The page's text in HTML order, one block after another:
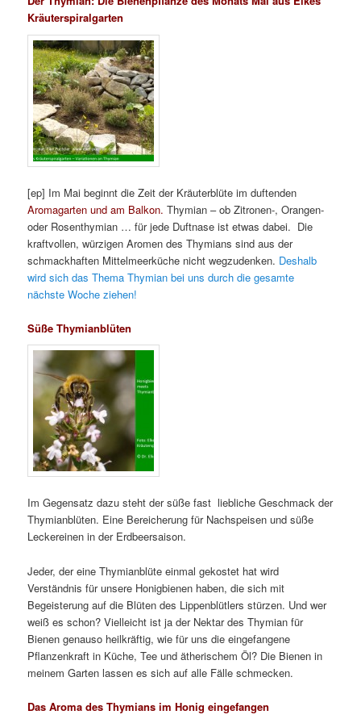
Kräuterspiralgarten
[ep] Im Mai beginnt die Zeit der Kräuterblüte im duftenden
Aromagarten und am Balkon. Thymian – ob Zitronen-, Orangen-
oder Rosenthymian … für jede Duftnase ist etwas dabei. Die
kraftvollen, würzigen Aromen des Thymians sind aus der
schmackhaften Mittelmeerküche nicht wegzudenken. Deshalb
wird sich das Thema Thymian bei uns durch die gesamte
nächste Woche ziehen!
Süße Thymianblüten
Im Gegensatz dazu steht der süße fast liebliche Geschmack der
Thymianblüten. Eine Bereicherung für Nachspeisen und süße
Leckereinen in der Erdbeersaison.
Jeder, der eine Thymianblüte einmal gekostet hat wird
Verständnis für unsere Honigbienen haben, die sich mit
Begeisterung auf die Blüten des Lippenblütlers stürzen. Und wer
weiß es schon? Vielleicht ist ja der Nektar des Thymian für
Bienen genauso heilkräftig, wie für uns die eingefangene
Pflanzenkraft in Küche, Tee und ätherischem Öl? Die Bienen in
meinem Garten lassen es sich auf alle Fälle schmecken.
Das Aroma des Thymians im Honig eingefangen